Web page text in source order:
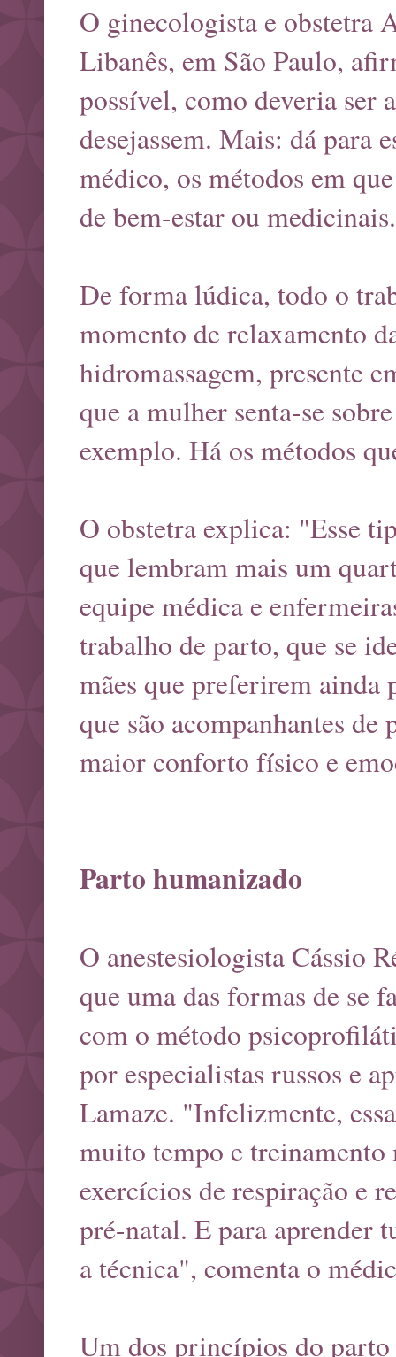
O ginecologista e obstetra
Libanês, em São Paulo,
possível, como deveria ser
desejassem. Mais: dá para
médico, os métodos em
de bem-estar ou medicinais.
De forma lúdica, todo o
momento de relaxamento
hidromassagem, presente
que a mulher senta-se
exemplo. Há os métodos
O obstetra explica: "Esse
que lembram mais um
equipe médica e
trabalho de parto, que se
mães que preferirem ainda
que são acompanhantes
maior conforto físico e
Parto humanizado
O anestesiologista Cássio
que uma das formas de se
com o método
por especialistas russos e
Lamaze. "Infelizmente,
muito tempo e treinamento
exercícios de respiração e
pré-natal. E para aprender
a técnica", comenta o
Um dos princípios do